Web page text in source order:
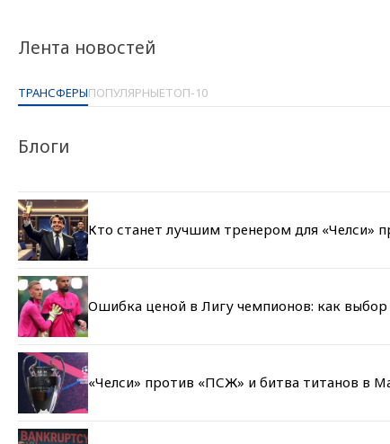
Лента новостей
ТРАНСФЕРЫПОПУЛЯРНЫЕТОП-10
Блоги
Кто станет лучшим тренером для «Челси»
Ошибка ценой в Лигу чемпионов: как
«Челси» против «ПСЖ» и битва титанов в